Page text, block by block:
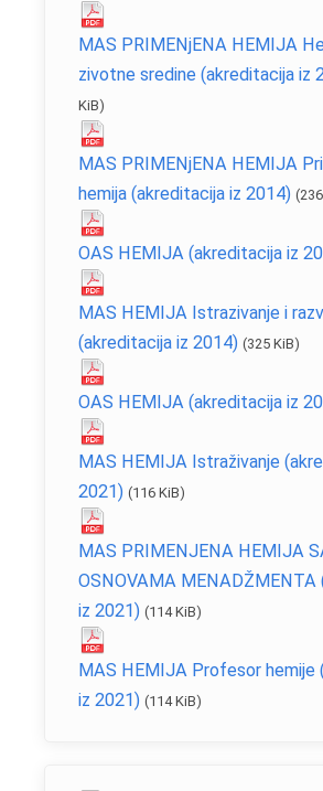
MAS PRIMENjENA HEMIJA
zivotne sredine (akreditacija iz
KiB)
MAS PRIMENjENA HEMIJA
hemija (akreditacija iz 2014)
OAS HEMIJA (akreditacija iz
МАS HEMIJA Istrazivanje i
(akreditacija iz 2014) (325 KiB)
OAS HEMIJA (akreditacija iz
MAS HEMIJA Istraživanje
2021) (116 KiB)
MAS PRIMENJENA HEMIJA
OSNOVAMA MENADŽMENTA
iz 2021) (114 KiB)
MAS HEMIJA Profesor hemije
iz 2021) (114 KiB)